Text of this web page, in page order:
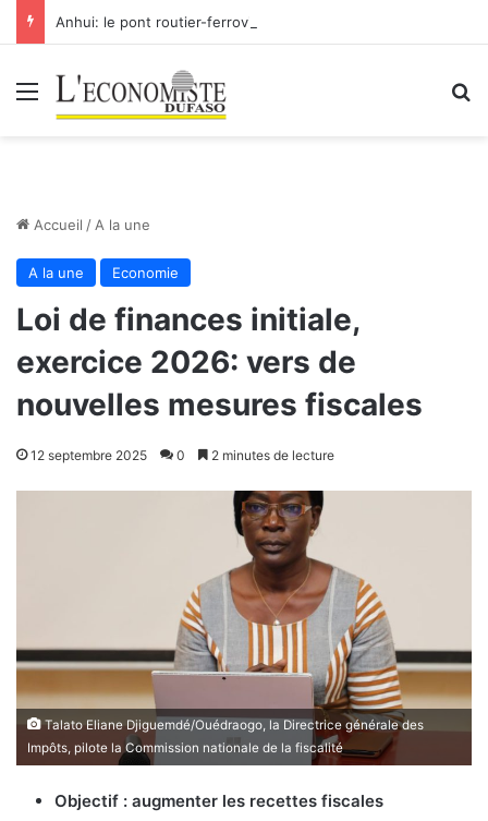
Menu
Accueil / A la une
A la une Economie
Loi de finances initiale,
exercice 2026: vers de
nouvelles mesures fiscales
12 septembre 2025 0 2 minutes de lecture
Talato Eliane Djiguemdé/Ouédraogo, la Directrice générale des
Impôts, pilote la Commission nationale de la fiscalité
Objectif : augmenter les recettes fiscales